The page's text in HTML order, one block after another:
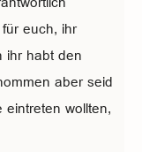
euch, ihr
ihr habt den
aber seid
wollten,